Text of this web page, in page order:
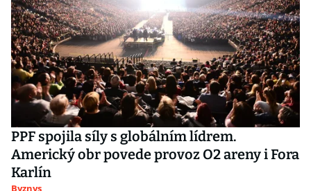
PPF spojila síly s globálním lídrem.
Americký obr povede provoz O2 areny i Fora
Karlín
Byznys